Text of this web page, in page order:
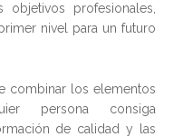
profesionales,
nivel para un futuro
combinar los elementos
persona consiga
de calidad y las